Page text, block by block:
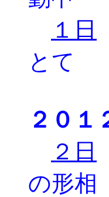
１日
とて
２０１
２日
の形相